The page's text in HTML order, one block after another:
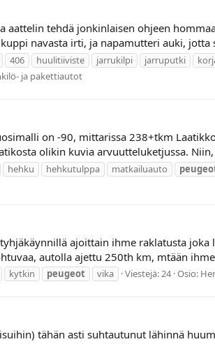
aattelin tehdä jonkinlaisen ohjeen
navasta irti, ja napamutteri auki, jotta
406 huulitiiviste jarrukilpi jarruputki
ja pakettiautot
on -90, mittarissa 238+tkm
olikin kuvia arvuutteluketjussa.
hehku hehkutulppa matkailuauto
ajoittain ihme raklatusta
autolla ajettu 250th km, mtään
kytkin peugeot vika Viestejä: 24 Osio:
tähän asti suhtautunut lähinnä